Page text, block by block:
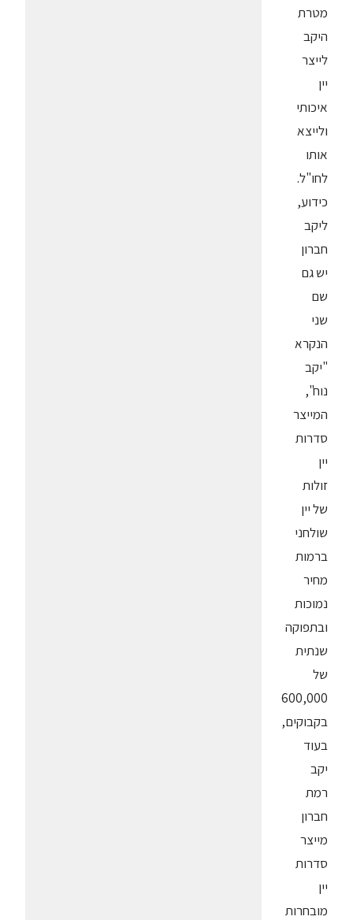
מטרת
היקב
לייצר
יין
איכותי
ולייצא
אותו
לחו"ל.
כידוע,
ליקב
חברון
יש גם
שם
שני
הנקרא
"יקב
נוח",
המייצר
סדרות
יין
זולות
של יין
שולחני
ברמות
מחיר
נמוכות
ובתפוקה
שנתית
של
600,000
בקבוקים,
בעוד
יקב
רמת
חברון
מייצר
סדרות
יין
מובחרות